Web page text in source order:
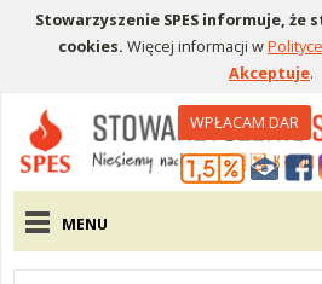
Stowarzyszenie SPES informuje,
cookies. Więcej informacji w
Akceptuje.
Menu pomocniczeWPŁACAM DAR
Wyszukiwarka
Menu główne
MENU